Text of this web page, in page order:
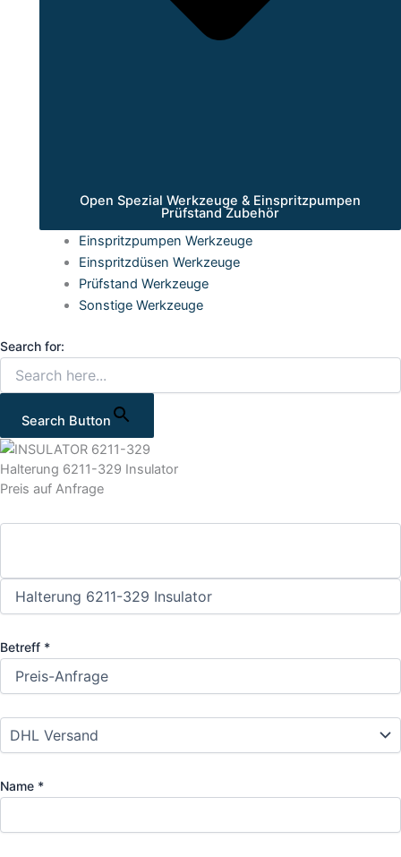
Open Spezial Werkzeuge & Einspritzpumpen
Prüfstand Zubehör
Einspritzpumpen Werkzeuge
Einspritzdüsen Werkzeuge
Prüfstand Werkzeuge
Sonstige Werkzeuge
Search for:
Search Button
Halterung 6211-329 Insulator
Preis auf Anfrage
Betreff *
Name *